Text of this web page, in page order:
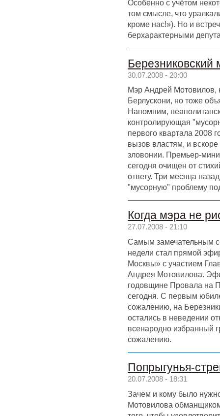
Особенно с учётом
том смысле, что
кроме нас!»). Но и
берхарактерными
Березниковский
30.07.2008 - 20:00
Мэр Андрей Мотовилов,
Берлускони, но тоже
Напомним,
контролирующая
первого квартала 2008
вызов властям, и
зловонии. Премьер-
сегодня очищен от
ответу. Три месяца
"мусорную" проблему
Когда мэра не
27.07.2008 - 21:10
Самым замечательным
недели стал прямой
Москвы» с участием
Андрея Мотовилова.
годовщине Провала на
сегодня. С первым
сожалению, на
остались в неведении
всенародно избранный
сожалению.
Попрыгунья-
20.07.2008 - 18:31
Зачем и кому было
Мотовилова